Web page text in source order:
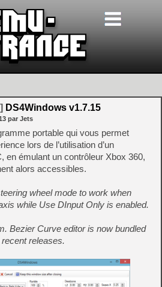
DS4Windows v1.7.15
par Jets
portable qui vous permet
lors de l’utilisation d’un
en émulant un contrôleur Xbox 360,
alors accessibles.
wheel mode to work when
while Use DInput Only is enabled.
Bezier Curve editor is now bundled
releases.